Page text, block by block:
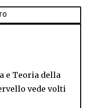
e Teoria della
vede volti